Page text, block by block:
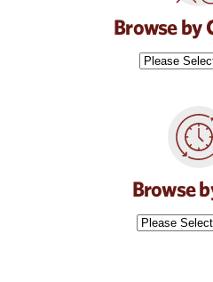
Browse by
Browse